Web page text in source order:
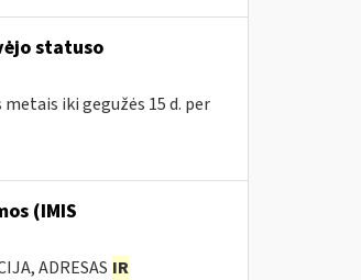
statuso
iki gegužės 15 d. per
(IMIS
ADRESAS IR